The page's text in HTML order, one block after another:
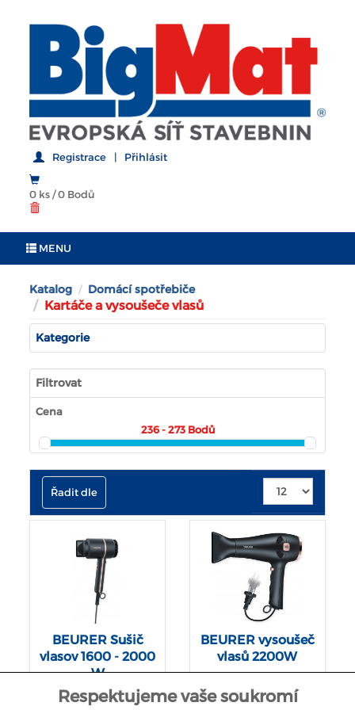
Registrace | Přihlásit
0 ks/0 Bodů
MENU
Katalog Domácí spotřebiče
Kartáče a vysoušeče vlasů
Kategorie
Filtrovat
Cena
236 - 273 Bodů
Řadit dle
BEURER Sušič
vlasov 1600 - 2000
W
BEURER vysoušeč
vlasů 2200W
Respektujeme vaše soukromí